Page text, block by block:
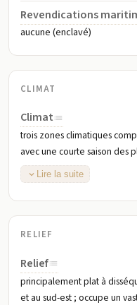
Revendications
aucune (enclavé)
CLIMAT
Climat
trois zones climatiques
avec une courte saison des
steppe semi-aride tropical
dans la moitié nord, et une
nord du pays en bordure du
Lire la suite
RELIEF
Relief
principalement plat à
et au sud-est ; occupe un